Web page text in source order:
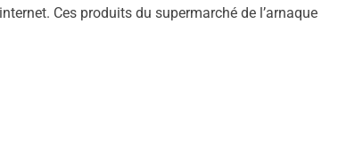
Ces produits du supermarché de l’arnaque